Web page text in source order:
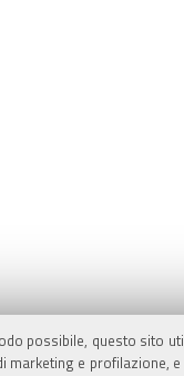
possibile, questo sito
marketing e